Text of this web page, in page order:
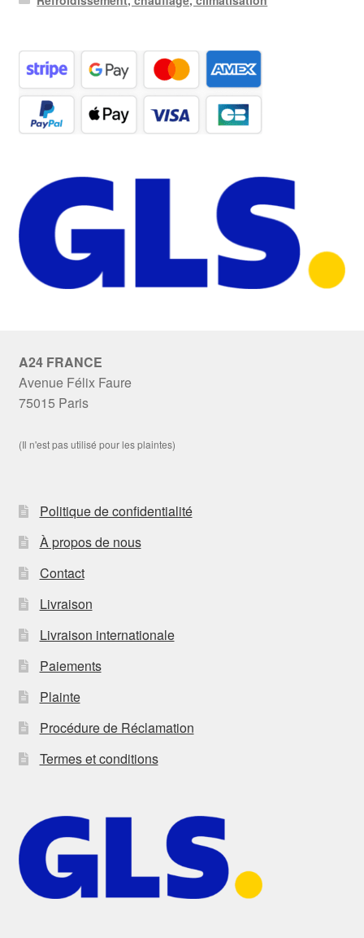
A24 FRANCE
Avenue Félix Faure
75015 Paris
(Il n'est pas utilisé pour les plaintes)
Politique de confidentialité
À propos de nous
Contact
Livraison
Livraison internationale
Paiements
Plainte
Procédure de Réclamation
Termes et conditions